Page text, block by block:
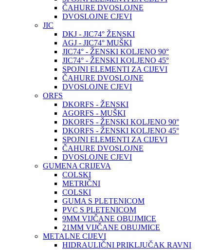
ČAHURE DVOSLOJNE
DVOSLOJNE CJEVI
JIC
DKJ - JIC74° ŽENSKI
AGJ - JIC74° MUŠKI
JIC74° - ŽENSKI KOLJENO 90°
JIC74° - ŽENSKI KOLJENO 45°
SPOJNI ELEMENTI ZA CIJEVI
ČAHURE DVOSLOJNE
DVOSLOJNE CJEVI
ORFS
DKORFS - ŽENSKI
AGORFS - MUŠKI
DKORFS - ŽENSKI KOLJENO 90°
DKORFS - ŽENSKI KOLJENO 45°
SPOJNI ELEMENTI ZA CIJEVI
ČAHURE DVOSLOJNE
DVOSLOJNE CJEVI
GUMENA CRIJEVA
COLSKI
METRIČNI
COLSKI
GUMA S PLETENICOM
PVC S PLETENICOM
9MM VIJČANE OBUJMICE
21MM VIJČANE OBUJMICE
METALNE CIJEVI
HIDRAULIČNI PRIKLJUČAK RAVNI